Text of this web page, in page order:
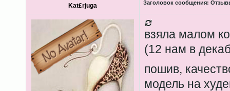
Kat£rjuga Заголовок сообщения:
взяла малом
(12 нам в
пошив,
модель на